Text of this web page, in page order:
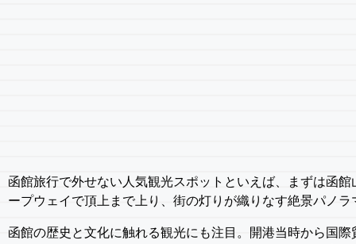
函館旅行で外せない人気観光スポットといえば、まずは函
ープウェイで頂上まで上り、街の灯りが織りなす絶景パノ
函館の歴史と文化に触れる観光にも注目。開港当時から国